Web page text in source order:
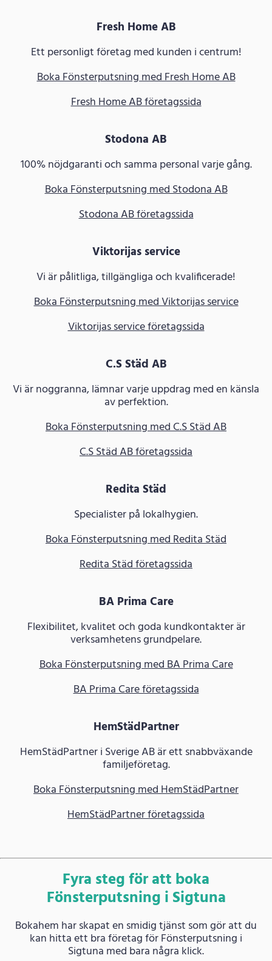
Fresh Home AB
Ett personligt företag med kunden i centrum!
Boka Fönsterputsning med Fresh Home AB
Fresh Home AB företagssida
Stodona AB
100% nöjdgaranti och samma personal varje gång.
Boka Fönsterputsning med Stodona AB
Stodona AB företagssida
Viktorijas service
Vi är pålitliga, tillgängliga och kvalificerade!
Boka Fönsterputsning med Viktorijas service
Viktorijas service företagssida
C.S Städ AB
Vi är noggranna, lämnar varje uppdrag med en känsla
av perfektion.
Boka Fönsterputsning med C.S Städ AB
C.S Städ AB företagssida
Redita Städ
Specialister på lokalhygien.
Boka Fönsterputsning med Redita Städ
Redita Städ företagssida
BA Prima Care
Flexibilitet, kvalitet och goda kundkontakter är
verksamhetens grundpelare.
Boka Fönsterputsning med BA Prima Care
BA Prima Care företagssida
HemStädPartner
HemStädPartner i Sverige AB är ett snabbväxande
familjeföretag.
Boka Fönsterputsning med HemStädPartner
HemStädPartner företagssida
Fyra steg för att boka
Fönsterputsning i Sigtuna
Bokahem har skapat en smidig tjänst som gör att du
kan hitta ett bra företag för Fönsterputsning i
Sigtuna med bara några klick.